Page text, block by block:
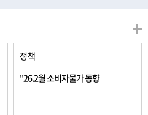
정책
"26.2월 소비자물가 동향